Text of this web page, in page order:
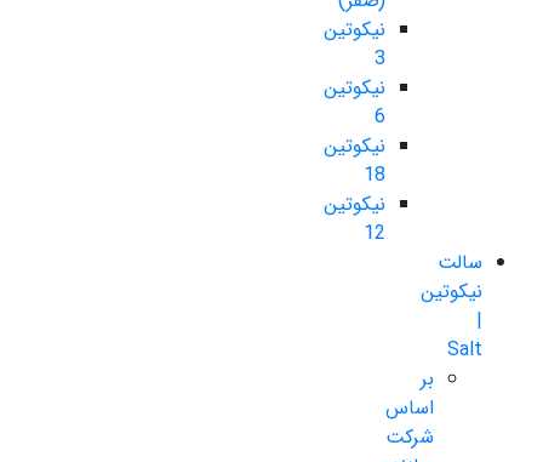
نیکوتین
3
نیکوتین
6
نیکوتین
18
نیکوتین
12
سالت
نیکوتین
|
Salt
بر
اساس
شرکت